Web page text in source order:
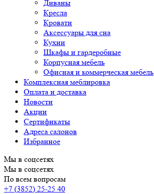
Диваны
Кресла
Кровати
Аксессуары для сна
Кухни
Шкафы и гардеробные
Корпусная мебель
Офисная и коммерческая мебель
Комплексная меблировка
Оплата и доставка
Новости
Акции
Сертификаты
Адреса салонов
Избранное
Мы в соцсетях
Мы в соцсетях
По всем вопросам
+7 (3852) 25-25 40